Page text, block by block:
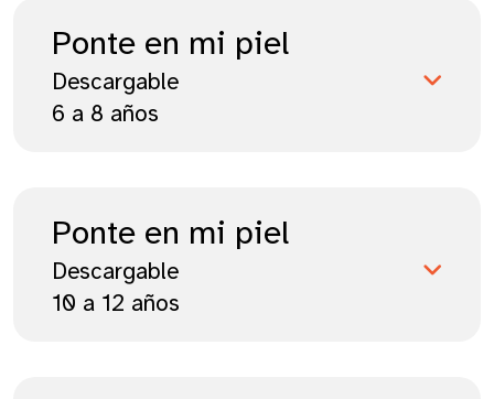
Ponte en mi piel
Descargable
6 a 8 años
Ponte en mi piel
Descargable
10 a 12 años